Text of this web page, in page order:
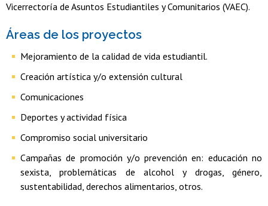
Vicerrectoría de Asuntos Estudiantiles y Comunitarios (VAEC).
Áreas de los proyectos
Mejoramiento de la calidad de vida estudiantil.
Creación artística y/o extensión cultural
Comunicaciones
Deportes y actividad física
Compromiso social universitario
Campañas de promoción y/o prevención en: educación no
sexista, problemáticas de alcohol y drogas, género,
sustentabilidad, derechos alimentarios, otros.